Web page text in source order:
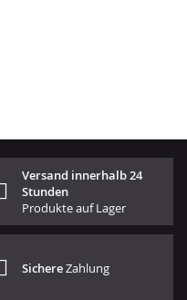
Versand innerhalb 24
Stunden
Produkte auf Lager
SichereZahlung